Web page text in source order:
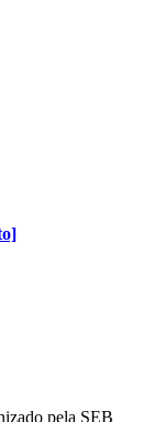
pela SEB